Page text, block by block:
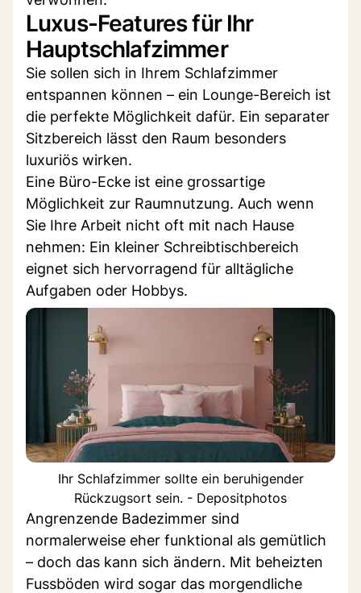
Luxus-Features für Ihr
Hauptschlafzimmer
Sie sollen sich in Ihrem Schlafzimmer
entspannen können – ein Lounge-Bereich ist
die perfekte Möglichkeit dafür. Ein separater
Sitzbereich lässt den Raum besonders
luxuriös wirken.
Eine Büro-Ecke ist eine grossartige
Möglichkeit zur Raumnutzung. Auch wenn
Sie Ihre Arbeit nicht oft mit nach Hause
nehmen: Ein kleiner Schreibtischbereich
eignet sich hervorragend für alltägliche
Aufgaben oder Hobbys.
Ihr Schlafzimmer sollte ein beruhigender
Rückzugsort sein. - Depositphotos
Angrenzende Badezimmer sind
normalerweise eher funktional als gemütlich
– doch das kann sich ändern. Mit beheizten
Fussböden wird sogar das morgendliche